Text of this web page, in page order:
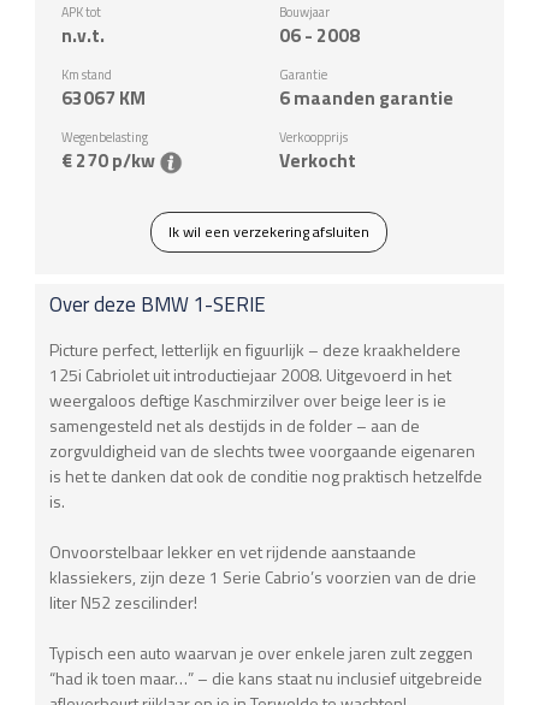
APK tot
n.v.t.
Bouwjaar
06 - 2008
Km stand
63067 KM
Garantie
6 maanden garantie
Wegenbelasting
€ 270 p/kw
Verkoopprijs
Verkocht
Ik wil een verzekering afsluiten
Over deze BMW1-SERIE
Picture perfect, letterlijk en figuurlijk – deze kraakheldere
125i Cabriolet uit introductiejaar 2008. Uitgevoerd in het
weergaloos deftige Kaschmirzilver over beige leer is ie
samengesteld net als destijds in de folder – aan de
zorgvuldigheid van de slechts twee voorgaande eigenaren
is het te danken dat ook de conditie nog praktisch hetzelfde
is.
Onvoorstelbaar lekker en vet rijdende aanstaande
klassiekers, zijn deze 1 Serie Cabrio’s voorzien van de drie
liter N52 zescilinder!
Typisch een auto waarvan je over enkele jaren zult zeggen
“had ik toen maar…” – die kans staat nu inclusief uitgebreide